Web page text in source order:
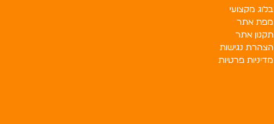
בלוג מקצועי
מפת אתר
תקנון אתר
הצהרת נגישות
מדיניות פרטיות